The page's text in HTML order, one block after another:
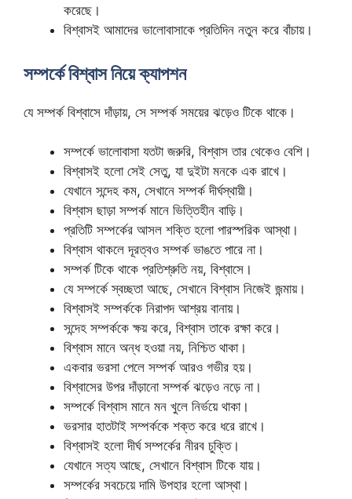
করেছে।
বিশ্বাসই আমাদের ভালোবাসাকে প্রতিদিন নতুন করে বাঁচায়।
সম্পর্কে বিশ্বাস নিয়ে ক্যাপশন
যে সম্পর্ক বিশ্বাসে দাঁড়ায়, সে সম্পর্ক সময়ের ঝড়েও টিকে থাকে।
সম্পর্কে ভালোবাসা যতটা জরুরি, বিশ্বাস তার থেকেও বেশি।
বিশ্বাসই হলো সেই সেতু, যা দুইটা মনকে এক রাখে।
যেখানে সন্দেহ কম, সেখানে সম্পর্ক দীর্ঘস্থায়ী।
বিশ্বাস ছাড়া সম্পর্ক মানে ভিত্তিহীন বাড়ি।
প্রতিটি সম্পর্কের আসল শক্তি হলো পারস্পরিক আস্থা।
বিশ্বাস থাকলে দূরত্বও সম্পর্ক ভাঙতে পারে না।
সম্পর্ক টিকে থাকে প্রতিশ্রুতি নয়, বিশ্বাসে।
যে সম্পর্কে স্বচ্ছতা আছে, সেখানে বিশ্বাস নিজেই জন্মায়।
বিশ্বাসই সম্পর্ককে নিরাপদ আশ্রয় বানায়।
সন্দেহ সম্পর্ককে ক্ষয় করে, বিশ্বাস তাকে রক্ষা করে।
বিশ্বাস মানে অন্ধ হওয়া নয়, নিশ্চিত থাকা।
একবার ভরসা পেলে সম্পর্ক আরও গভীর হয়।
বিশ্বাসের উপর দাঁড়ানো সম্পর্ক ঝড়েও নড়ে না।
সম্পর্কে বিশ্বাস মানে মন খুলে নির্ভয়ে থাকা।
ভরসার হাতটাই সম্পর্ককে শক্ত করে ধরে রাখে।
বিশ্বাসই হলো দীর্ঘ সম্পর্কের নীরব চুক্তি।
যেখানে সত্য আছে, সেখানে বিশ্বাস টিকে যায়।
সম্পর্কের সবচেয়ে দামি উপহার হলো আস্থা।